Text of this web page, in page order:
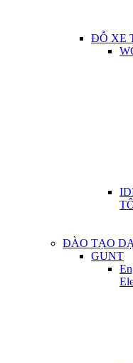
ĐỖ XE
ĐÀO TẠO
GUNT